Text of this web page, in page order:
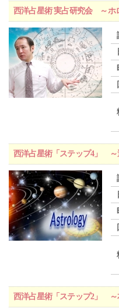
西洋占星術 実占研究会 ～ホ
西洋占星術「ステップ4」 ～
西洋占星術「ステップ2」 ～